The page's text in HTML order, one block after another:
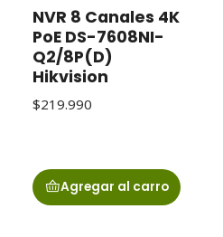
NVR 8 Canales 4K
PoE DS-7608NI-
Q2/8P(D)
Hikvision
$219.990
Agregar al carro